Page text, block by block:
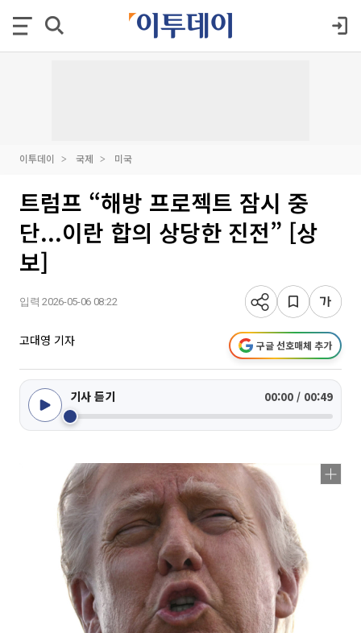
이투데이 국제 미국
트럼프 “해방 프로젝트 잠시 중
단...이란 합의 상당한 진전” [상
보]
입력 2026-05-06 08:22
고대영 기자 구글 선호매체 추가
기사 듣기 00:00 / 00:49